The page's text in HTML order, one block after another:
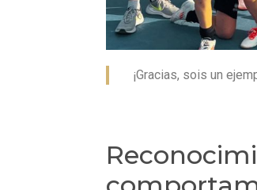
¡Gracias, sois un